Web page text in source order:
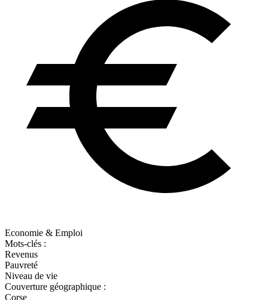
Economie & Emploi
Mots-clés :
Revenus
Pauvreté
Niveau de vie
Couverture géographique :
Corse